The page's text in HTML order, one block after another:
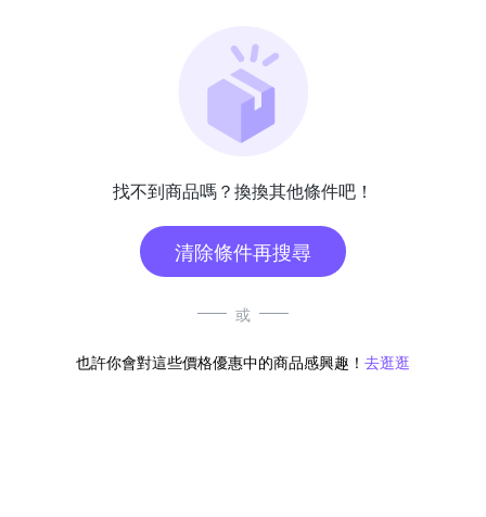
找不到商品嗎？換換其他條件吧！
清除條件再搜尋
或
也許你會對這些價格優惠中的商品感興趣！ 去逛逛